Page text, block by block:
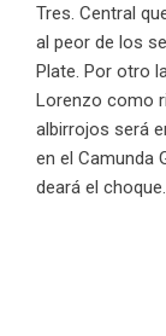
Tres. Central
al peor de los
Plate. Por otro
Lorenzo como
albirrojos será
en el Camunda
deará el